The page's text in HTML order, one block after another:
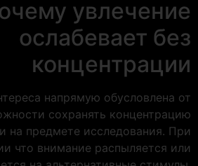
увлечение
ослабевает без
концентрации
напрямую обусловлена от
сохранять концентрацию
на предмете исследования. При
что внимание распыляется или